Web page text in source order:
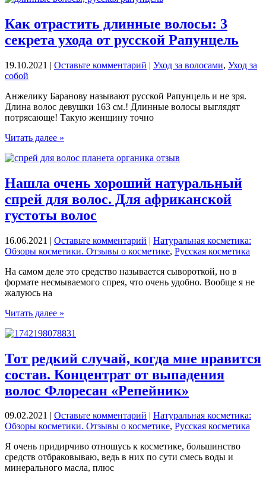
для
волос:
рост,
и
блеск
Как отрастить длинные волосы: 3
секрета ухода от русской Рапунцель
19.10.2021 | Оставьте комментарий | Уход за волосами, Уход за
собой
Анжелику Баранову называют русской Рапунцель и не зря.
Длина волос девушки 163 см.! Длинные волосы выглядят
потрясающе! Такую женщину точно
Как
длинные
3
секрета
ухода
от
русской
Читать далее »
Нашла очень хороший натуральный
спрей для волос. Для африканской
густоты волос
16.06.2021 | Оставьте комментарий | Натуральная косметика:
Обзоры косметики. Отзывы о косметике, Русская косметика
На самом деле это средство называется сывороткой, но в
формате несмываемого спрея, что очень удобно. Вообще я не
жалуюсь на
Нашла
хороший
спрей
для
волос.
Для
африканской
волос
Читать далее »
Тот редкий случай, когда мне нравится
состав. Концентрат от выпадения
волос Флоресан «Репейник»
09.02.2021 | Оставьте комментарий | Натуральная косметика:
Обзоры косметики. Отзывы о косметике, Русская косметика
Я очень придирчиво отношусь к косметике, большинство
средств отбраковываю, ведь в них по сути смесь воды и
минерального масла, плюс